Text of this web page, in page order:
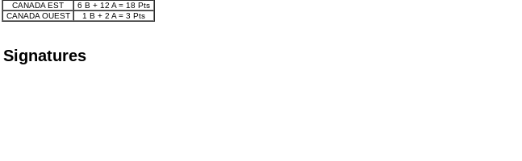
CANADA EST
6 B + 12 A = 18 Pts
CANADA OUEST
1 B + 2 A = 3 Pts
Signatures